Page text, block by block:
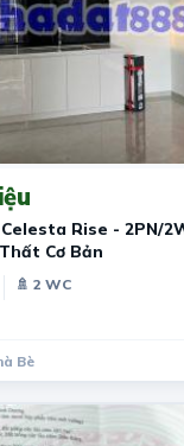
Rise - 2PN/
Cơ Bản
🚿 2 WC
Bè